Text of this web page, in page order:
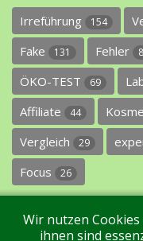
Irreführung 154
Fake 131 Fehler
ÖKO-TEST 69
Affiliate 44
Vergleich 29
Focus 26
Wir nutzen
ihnen sind